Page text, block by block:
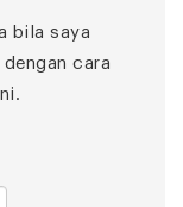
bila saya
cara